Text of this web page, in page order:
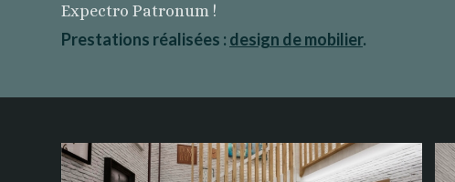
Expectro Patronum !
Prestations réalisées : design de mobilier.